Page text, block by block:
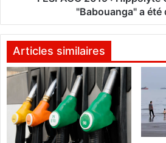
o
s
:
H
p
p
"Babouanga" a été
Articles similaires